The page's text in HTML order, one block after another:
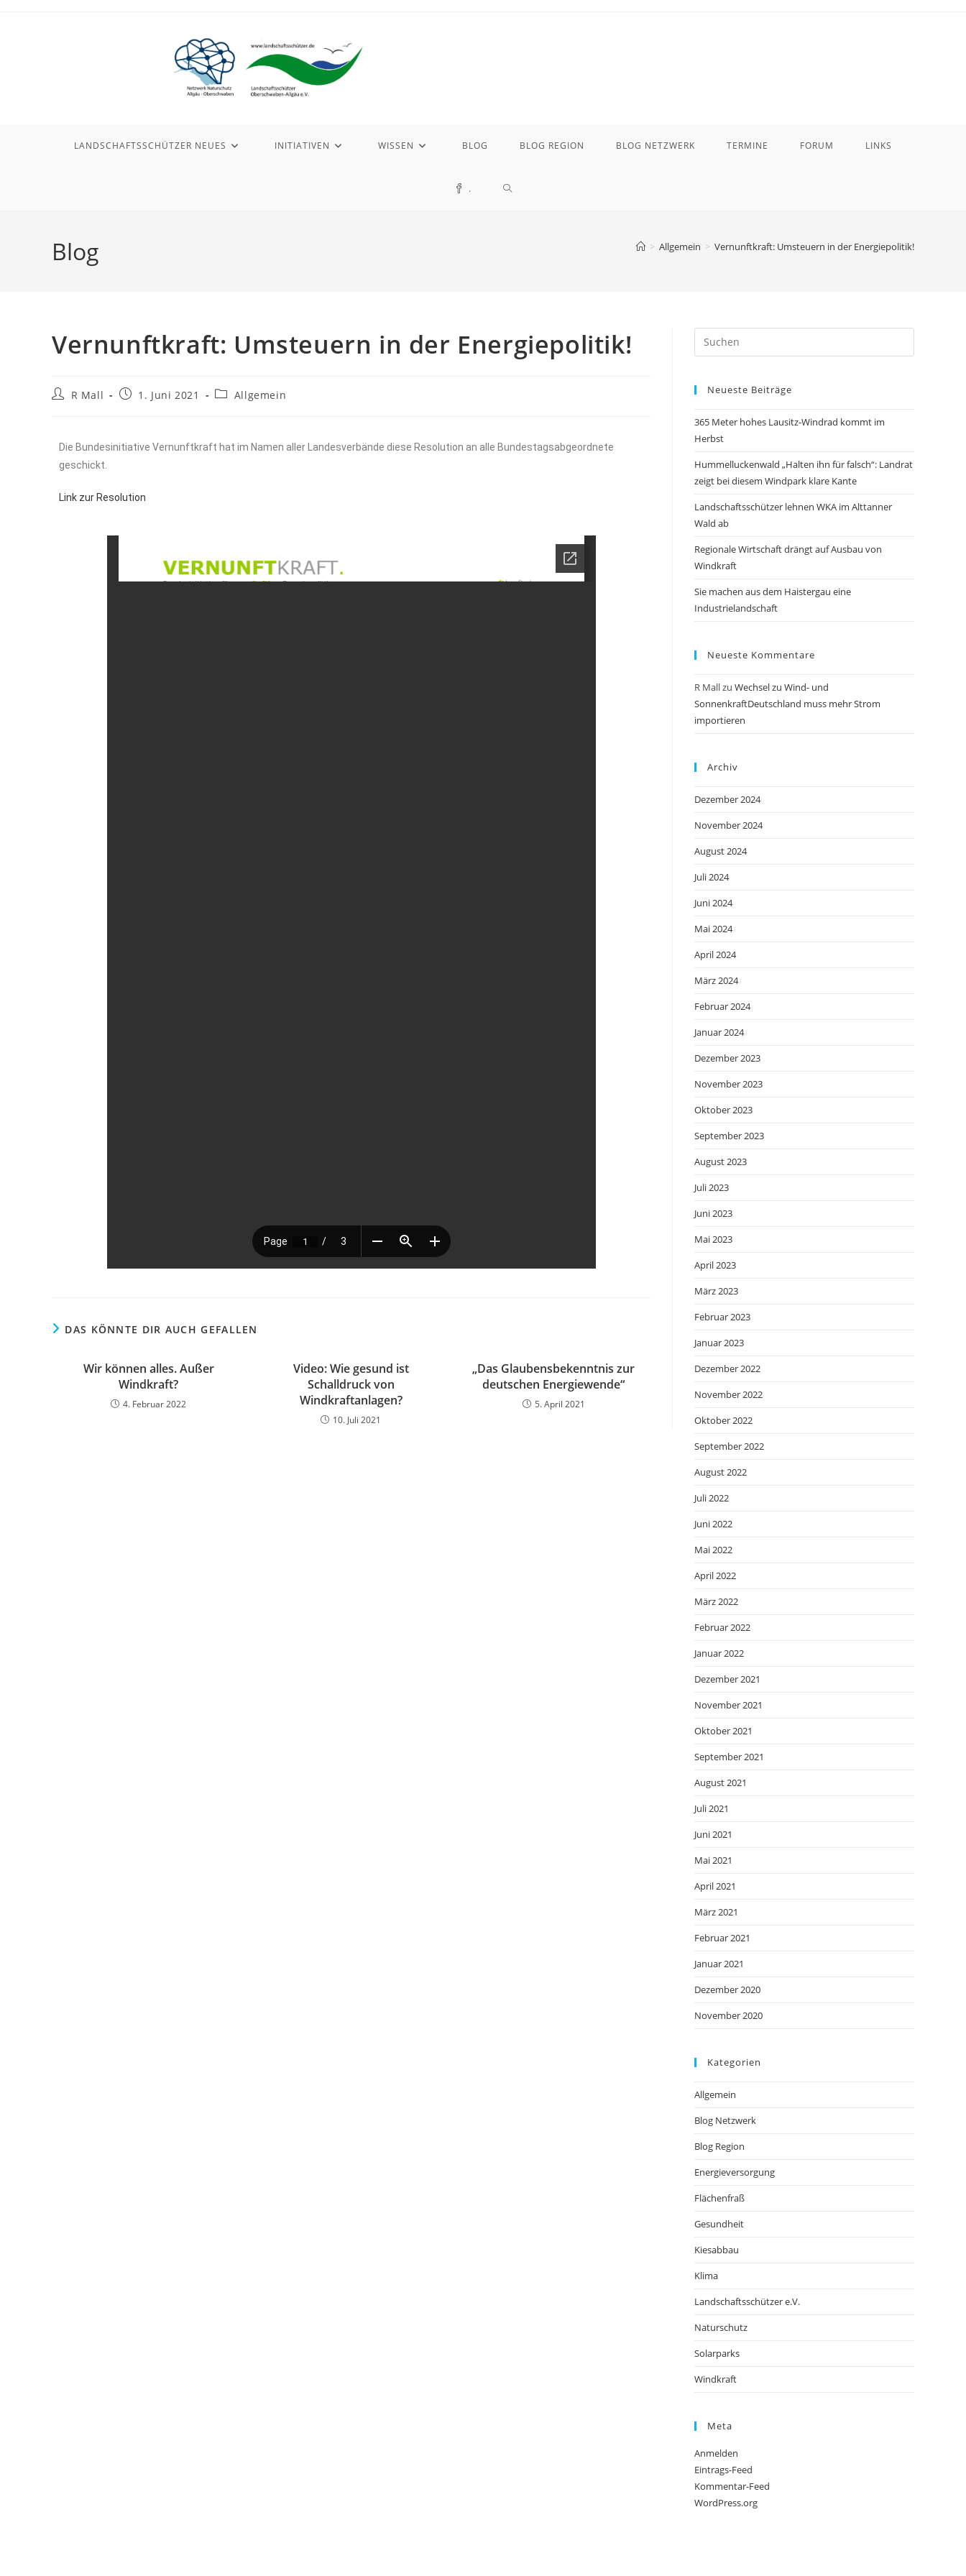
LANDSCHAFTSSCHÜTZER NEUES INITIATIVEN WISSEN BLOG BLOG REGION BLOG NETZWERK TERMINE FORUM LINKS
.
Blog > Allgemein > Vernunftkraft: Umsteuern in der Energiepolitik!
Vernunftkraft: Umsteuern in der Energiepolitik!
R Mall 1. Juni 2021 Allgemein
Die Bundesinitiative Vernunftkraft hat im Namen aller Landesverbände diese Resolution an alle Bundestagsabgeordnete
geschickt.
Link zur Resolution
DAS KÖNNTE DIR AUCH GEFALLEN
Wir können alles. Außer
Windkraft?
4. Februar 2022
Video: Wie gesund ist
Schalldruck von
Windkraftanlagen?
10. Juli 2021
„Das Glaubensbekenntnis zur
deutschen Energiewende“
5. April 2021
Neueste Beiträge
365 Meter hohes Lausitz-Windrad kommt im
Herbst
Hummelluckenwald „Halten ihn für falsch“: Landrat
zeigt bei diesem Windpark klare Kante
Landschaftsschützer lehnen WKA im Alttanner
Wald ab
Regionale Wirtschaft drängt auf Ausbau von
Windkraft
Sie machen aus dem Haistergau eine
Industrielandschaft
Neueste Kommentare
R Mallzu Wechsel zu Wind- und
SonnenkraftDeutschland muss mehr Strom
importieren
Archiv
Dezember 2024
November 2024
August 2024
Juli 2024
Juni 2024
Mai 2024
April 2024
März 2024
Februar 2024
Januar 2024
Dezember 2023
November 2023
Oktober 2023
September 2023
August 2023
Juli 2023
Juni 2023
Mai 2023
April 2023
März 2023
Februar 2023
Januar 2023
Dezember 2022
November 2022
Oktober 2022
September 2022
August 2022
Juli 2022
Juni 2022
Mai 2022
April 2022
März 2022
Februar 2022
Januar 2022
Dezember 2021
November 2021
Oktober 2021
September 2021
August 2021
Juli 2021
Juni 2021
Mai 2021
April 2021
März 2021
Februar 2021
Januar 2021
Dezember 2020
November 2020
Kategorien
Allgemein
Blog Netzwerk
Blog Region
Energieversorgung
Flächenfraß
Gesundheit
Kiesabbau
Klima
Landschaftsschützer e.V.
Naturschutz
Solarparks
Windkraft
Meta
Anmelden
Eintrags-Feed
Kommentar-Feed
WordPress.org